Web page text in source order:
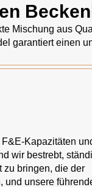
Mischung aus
garantiert einen
Kapazitäten
wir bestrebt,
zu bringen, die der
und unsere